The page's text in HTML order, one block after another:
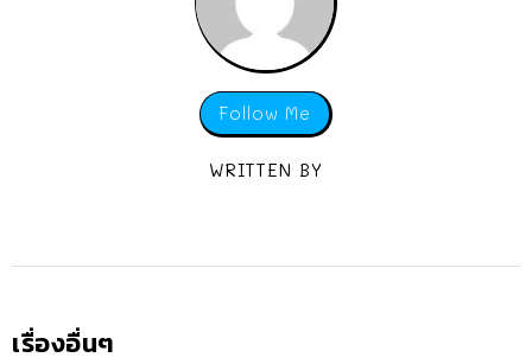
Follow Me
WRITTEN BY
เรื่องอื่นๆ